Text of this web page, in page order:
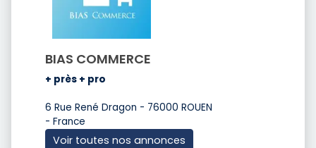
BIAS COMMERCE
+ près + pro
6 Rue René Dragon - 76000 ROUEN
- France
Voir toutes nos annonces